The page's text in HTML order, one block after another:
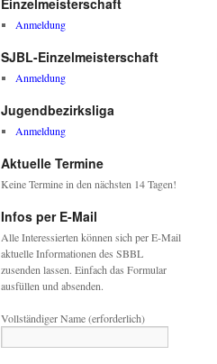
Einzelmeisterschaft
Anmeldung
SJBL-Einzelmeisterschaft
Anmeldung
Jugendbezirksliga
Anmeldung
Aktuelle Termine
Keine Termine in den nächsten 14 Tagen!
Infos per E-Mail
Alle Interessierten können sich per E-Mail
aktuelle Informationen des SBBL
zusenden lassen. Einfach das Formular
ausfüllen und absenden.
Vollständiger Name (erforderlich)